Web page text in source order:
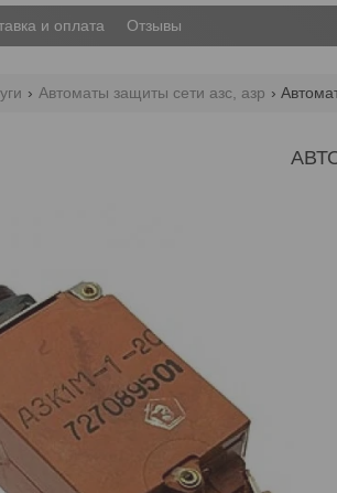
и оплата Отзывы
Автоматы защиты сети азс, азр